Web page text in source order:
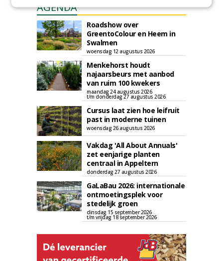
AGENDA
Roadshow over
GreentoColour en Heem in
Swalmen
woensdag 12 augustus 2026
Menkehorst houdt
najaarsbeurs met aanbod
van ruim 100 kwekers
maandag 24 augustus 2026
t/m donderdag 27 augustus 2026
Cursus laat zien hoe leifruit
past in moderne tuinen
woensdag 26 augustus 2026
Vakdag 'All About Annuals'
zet eenjarige planten
centraal in Appeltern
donderdag 27 augustus 2026
GaLaBau 2026: internationale
ontmoetingsplek voor
stedelijk groen
dinsdag 15 september 2026
t/m vrijdag 18 september 2026